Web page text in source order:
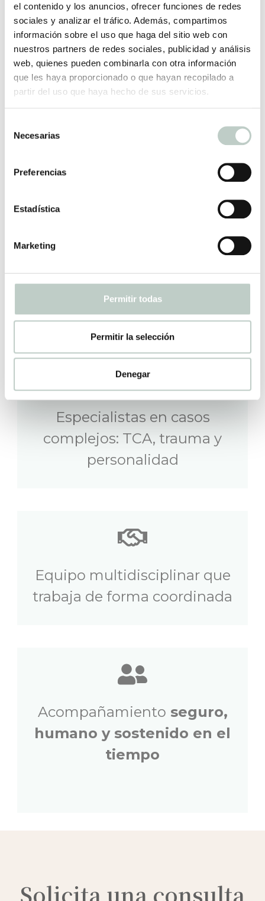
el contenido y los anuncios, ofrecer funciones de redes
sociales y analizar el tráfico. Además, compartimos
información sobre el uso que haga del sitio web con
nuestros partners de redes sociales, publicidad y análisis
web, quienes pueden combinarla con otra información
que les haya proporcionado o que hayan recopilado a
partir del uso que haya hecho de sus servicios.
Necesarias
Preferencias
Estadística
Marketing
Permitir todas
Permitir la selección
Denegar
¿Necesitas empezar tu
proceso terapéutico?
¿Por qué elegir Nalu
Psicoterapia relacional e
integradora
Especialistas en casos
complejos: TCA, trauma y
personalidad
Equipo multidisciplinar que
trabaja de forma coordinada
Acompañamiento seguro,
humano y sostenido en el
tiempo
Solicita una consulta